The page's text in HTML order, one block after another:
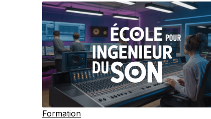
Formation